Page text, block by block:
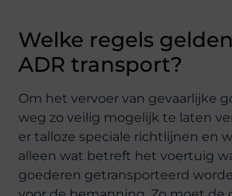
Welke regels
ADR transport?
Om het vervoer van gevaarlijke
weg zo veilig mogelijk te laten
er talloze speciale richtlijnen en
alleen wat betreft het voertuig
goederen getransporteerd